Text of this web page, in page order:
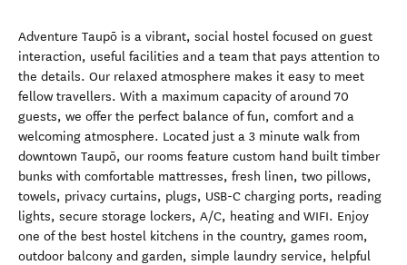
Adventure Taupō is a vibrant, social hostel focused on guest
interaction, useful facilities and a team that pays attention to
the details. Our relaxed atmosphere makes it easy to meet
fellow travellers. With a maximum capacity of around 70
guests, we offer the perfect balance of fun, comfort and a
welcoming atmosphere. Located just a 3 minute walk from
downtown Taupō, our rooms feature custom hand built timber
bunks with comfortable mattresses, fresh linen, two pillows,
towels, privacy curtains, plugs, USB-C charging ports, reading
lights, secure storage lockers, A/C, heating and WIFI. Enjoy
one of the best hostel kitchens in the country, games room,
outdoor balcony and garden, simple laundry service, helpful